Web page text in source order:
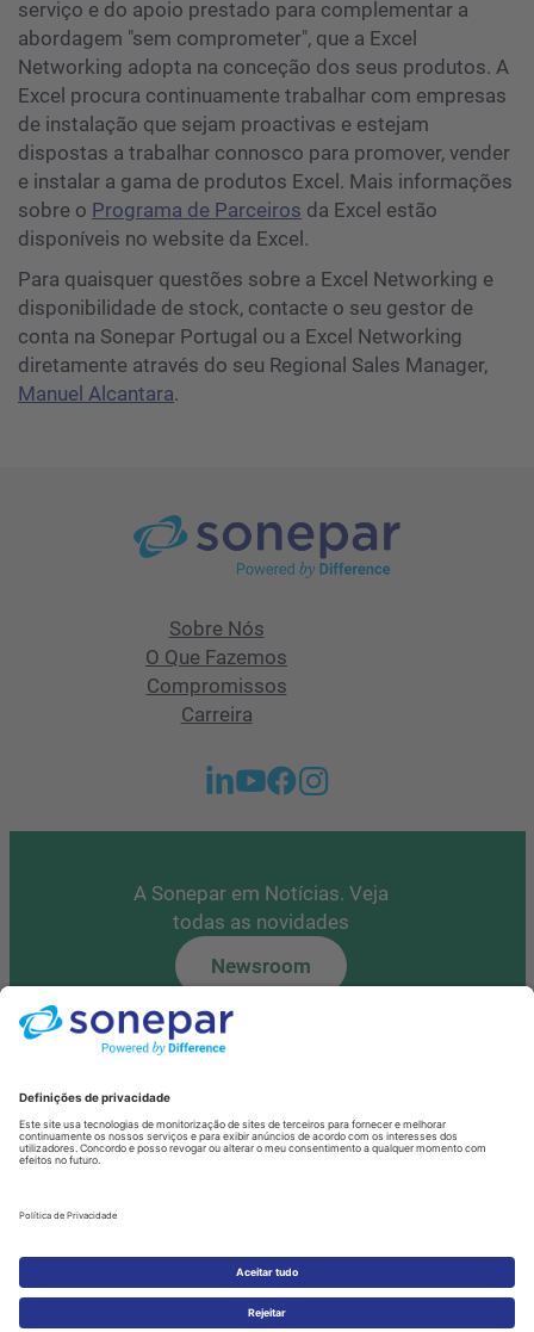
serviço e do apoio prestado para complementar a
abordagem "sem comprometer", que a Excel
Networking adopta na conceção dos seus produtos. A
Excel procura continuamente trabalhar com empresas
de instalação que sejam proactivas e estejam
dispostas a trabalhar connosco para promover, vender
e instalar a gama de produtos Excel. Mais informações
sobre o Programa de Parceiros da Excel estão
disponíveis no website da Excel.
Para quaisquer questões sobre a Excel Networking e
disponibilidade de stock, contacte o seu gestor de
conta na Sonepar Portugal ou a Excel Networking
diretamente através do seu Regional Sales Manager,
Manuel Alcantara.
Sobre Nós
O Que Fazemos
Compromissos
Carreira
A Sonepar em Notícias. Veja
todas as novidades
Newsroom
Contacte-nos
Política de Privacidade de Dados